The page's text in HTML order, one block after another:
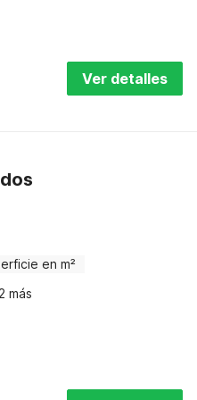
Ver detalles
en m²
más